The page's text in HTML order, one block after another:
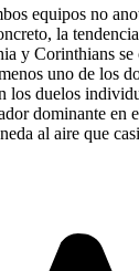
equipos no
la
y Corinthians se
uno de los
los duelos
dominante en
al aire que